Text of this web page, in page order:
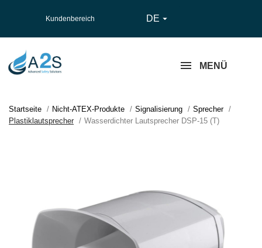
Kundenbereich DE 
MENÜ
Startseite Nicht-ATEX-Produkte Signalisierung
Sprecher
Plastiklautsprecher
Wasserdichter Lautsprecher DSP-15 (T)